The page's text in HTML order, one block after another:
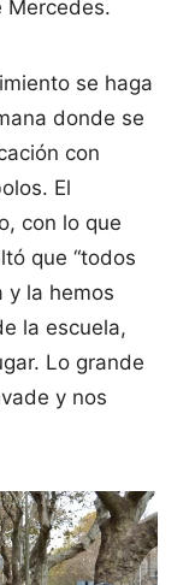
Mercedes.
se haga
donde se
con
El
con lo que
que “todos
y la hemos
la escuela,
Lo grande
y nos